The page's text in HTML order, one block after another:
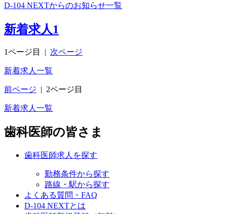
D-104 NEXTからのお知らせ一覧
新着求人1
1ページ目 次ページ
新着求人一覧
前ページ 2ページ目
新着求人一覧
歯科医師の皆さま
歯科医師求人を探す
勤務条件から探す
路線・駅から探す
よくある質問・FAQ
D-104 NEXTとは